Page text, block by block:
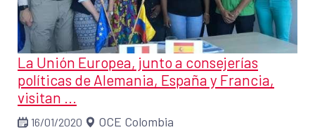
La Unión Europea, junto a consejerías
políticas de Alemania, España y Francia,
visitan ...
16/01/2020 OCE Colombia